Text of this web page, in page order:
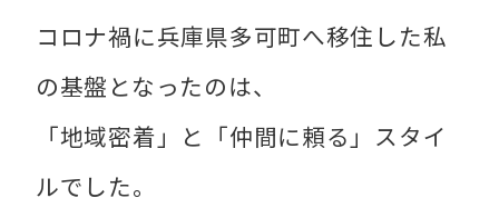
コロナ禍に兵庫県多可町へ移住した私
の基盤となったのは、
「地域密着」と「仲間に頼る」スタイ
ルでした。